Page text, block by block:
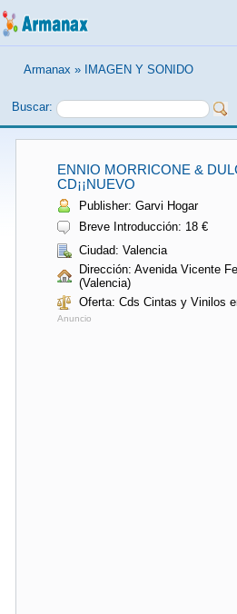
Armanax » IMAGEN Y SONIDO
Buscar:
ENNIO MORRICONE &
CD¡¡NUEVO
Publisher: Garvi Hogar
Breve Introducción: 18 €
Ciudad: Valencia
Dirección: Avenida Vicente
(Valencia)
Oferta: Cds Cintas y Vinilos
Anuncio